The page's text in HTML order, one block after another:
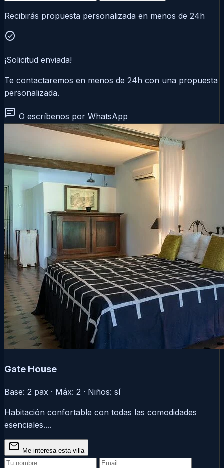
Recibirás propuesta personalizada en menos de 24h
check_circle
¡Solicitud enviada!
Te contactaremos en menos de 24h con una propuesta
personalizada.
chat O escríbenos por WhatsApp
Gate House
Base: 2 pax · Máx: 2 · Niños: sí
Habitación confortable con todas las comodidades
esenciales....
mail Me interesa esta villa